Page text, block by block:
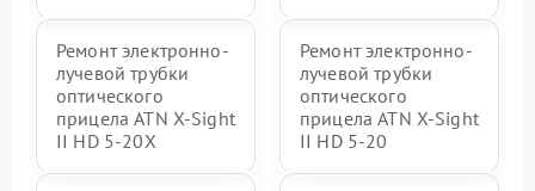
Ремонт электронно-
лучевой трубки
оптического
прицела ATN X-Sight
II HD 5-20X
Ремонт электронно-
лучевой трубки
оптического
прицела ATN X-Sight
II HD 5-20